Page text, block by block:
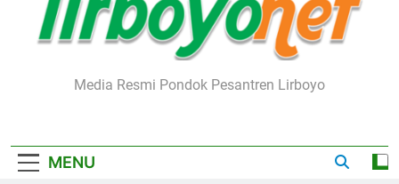
Lirboyo.net
Media Resmi Pondok Pesantren Lirboyo
MENU